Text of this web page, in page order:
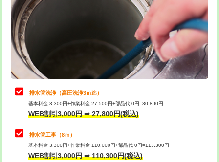
給水管工事※（ライニング鋼管・銅
管・ポリ管・HT管使用/3ｍ超え)
+8,800円
排水管工事（土の掘削・埋め戻し作
業）
11,000円~
排水管工事（排水管工事/3ｍまで） 55,000円
排水管工事（追加 排水管工事/3ｍ超
え）
マス交換（土の掘削・埋め戻し作業）
マス交換（深さ50㎝未満）
マス交換（深さ50㎝以上） 66,000円
カメラ調査 33,000円
桝清掃 8,800円
止水・漏水調査・防水処理・清掃・修
理・調整・分解・加工など（軽作業）
11,000円
止水・漏水調査・防水処理・清掃・修
理・調整・分解・加工など（中作業）
22,000円
止水・漏水調査・防水処理・清掃・修
理・調整・分解・加工など（重作業）
33,000円
その他部品の脱着
交換・取付（タンク） 22,000円+材料費
排水管洗浄（高圧洗浄3ｍ迄）
基本料金 3,300円+作業料金 27,500円+部品代 0円=30,800円
WEB割引3,000円 ➡ 27,800円(税込)
排水管工事（8ｍ）
基本料金 3,300円+作業料金 110,000円+部品代 0円=113,300円
WEB割引3,000円 ➡ 110,300円(税込)